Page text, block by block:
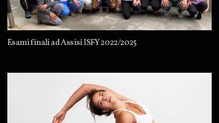
Esami finali ad Assisi ISFY 2022/2025